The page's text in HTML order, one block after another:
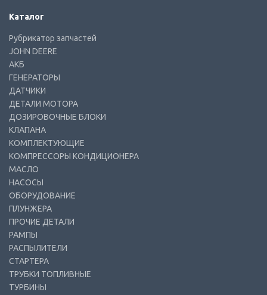
Каталог
Рубрикатор запчастей
JOHN DEERE
АКБ
ГЕНЕРАТОРЫ
ДАТЧИКИ
ДЕТАЛИ МОТОРА
ДОЗИРОВОЧНЫЕ БЛОКИ
КЛАПАНА
КОМПЛЕКТУЮЩИЕ
КОМПРЕССОРЫ КОНДИЦИОНЕРА
МАСЛО
НАСОСЫ
ОБОРУДОВАНИЕ
ПЛУНЖЕРА
ПРОЧИЕ ДЕТАЛИ
РАМПЫ
РАСПЫЛИТЕЛИ
СТАРТЕРА
ТРУБКИ ТОПЛИВНЫЕ
ТУРБИНЫ